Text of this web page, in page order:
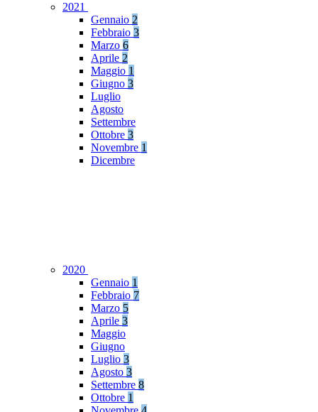
2021
Gennaio 2
Febbraio 3
Marzo 6
Aprile 2
Maggio 1
Giugno 3
Luglio
Agosto
Settembre
Ottobre 3
Novembre 1
Dicembre
2020
Gennaio 1
Febbraio 7
Marzo 5
Aprile 3
Maggio
Giugno
Luglio 3
Agosto 3
Settembre 8
Ottobre 1